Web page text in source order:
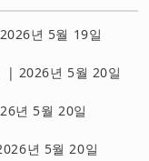
년 5월 19일
| 2026년 5월 20일
년 5월 20일
년 5월 20일